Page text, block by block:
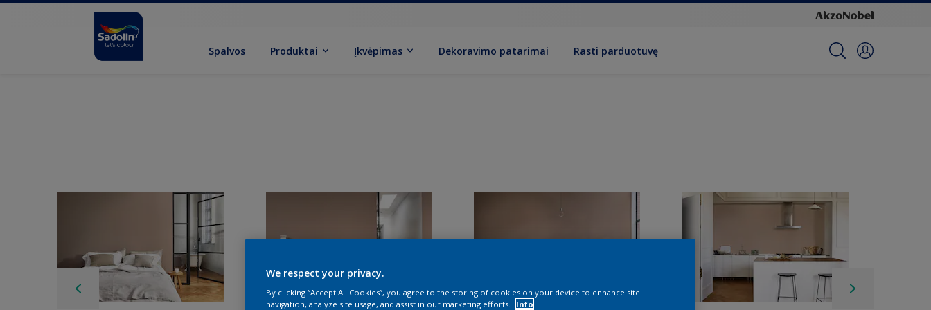
Spalvos Produktai Įkvėpimas Dekoravimo patarimai Rasti parduotuvę
We respect your privacy.
By clicking “Accept All Cookies”, you agree to the storing of cookies on your device to enhance site
navigation, analyze site usage, and assist in our marketing efforts.
Info